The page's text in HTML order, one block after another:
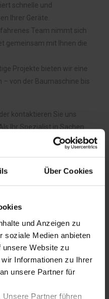
Über Cookies
und Anzeigen zu
soziale Medien anbieten
unsere Website zu
Informationen zu Ihrer
unsere Partner für
Unsere Partner führen
schnelle und
Ihrer Geräte.
Team nimmt sich
gemeinsam mit Ihnen die
Projekte bieten wir eine
von der Baumaschine bis
kontaktieren Sie uns
Ihr Spezialist in Sachen
sind wir im Großraum Fürth,
Vorführung: